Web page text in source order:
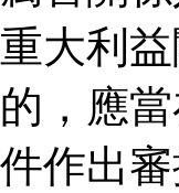
重大利
的，應
件作出